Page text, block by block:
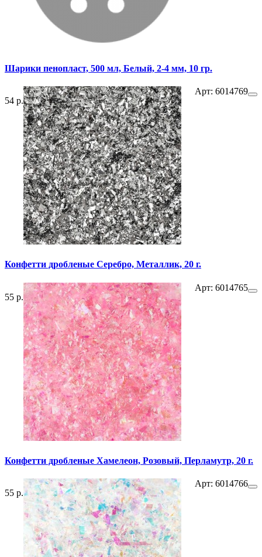
Шарики пенопласт, 500 мл, Белый, 2-4 мм, 10 гр.
54 р.
Арт: 6014769
Конфетти дробленые Серебро, Металлик, 20 г.
55 р.
Арт: 6014765
Конфетти дробленые Хамелеон, Розовый, Перламутр, 20 г.
55 р.
Арт: 6014766